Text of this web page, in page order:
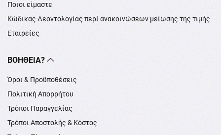
Ποιοι είμαστε
Κώδικας Δεοντολογίας περί ανακοινώσεων μείωσης της τιμής
Εταιρείες
ΒΟΉΘΕΙΑ?
Όροι & Προϋποθέσεις
Πολιτική Απορρήτου
Τρόποι Παραγγελίας
Τρόποι Αποστολής & Κόστος